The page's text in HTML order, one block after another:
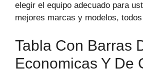
elegir el equipo adecuado para
mejores marcas y modelos,
Tabla Con Barras
Economicas Y De